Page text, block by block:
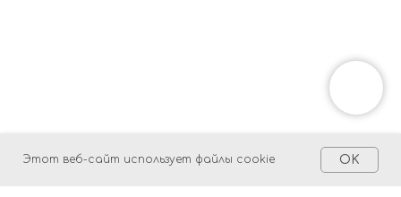
Этот веб-сайт использует файлы cookie OK